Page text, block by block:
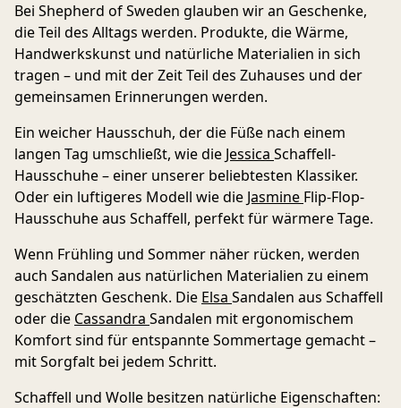
Bei Shepherd of Sweden glauben wir an Geschenke,
die Teil des Alltags werden. Produkte, die Wärme,
Handwerkskunst und natürliche Materialien in sich
tragen – und mit der Zeit Teil des Zuhauses und der
gemeinsamen Erinnerungen werden.
Ein weicher Hausschuh, der die Füße nach einem
langen Tag umschließt, wie die Jessica Schaffell-
Hausschuhe– einer unserer beliebtesten Klassiker.
Oder ein luftigeres Modell wie die Jasmine Flip-Flop-
Hausschuhe aus Schaffell, perfekt für wärmere Tage.
Wenn Frühling und Sommer näher rücken, werden
auch Sandalen aus natürlichen Materialien zu einem
geschätzten Geschenk. Die Elsa Sandalen aus Schaffell
oder die Cassandra Sandalen mit ergonomischem
Komfort sind für entspannte Sommertage gemacht –
mit Sorgfalt bei jedem Schritt.
Schaffell und Wolle besitzen natürliche Eigenschaften: